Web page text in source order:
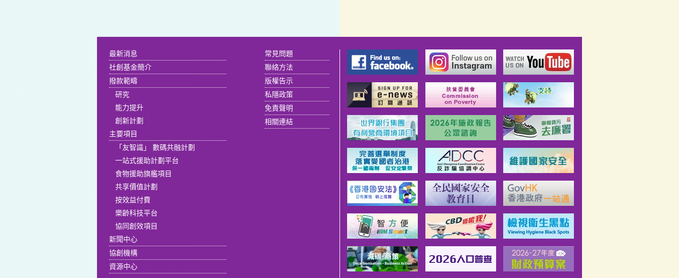
最新消息
社創基金簡介
撥款範疇
研究
能力提升
創新計劃
主要項目
「友智識」 數碼共融計劃
一站式援助計劃平台
食物援助旗艦項目
共享價值計劃
按效益付費
樂齡科技平台
協同創效項目
新聞中心
協創機構
資源中心
常見問題
聯絡方法
版權告示
私隱政策
免責聲明
相關連結